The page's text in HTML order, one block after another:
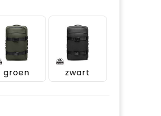
groen zwart